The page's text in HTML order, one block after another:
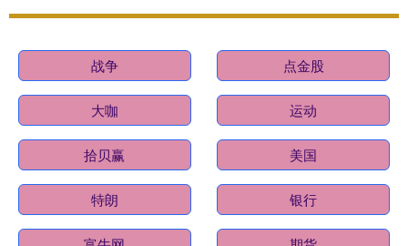
战争 点金股
大咖 运动
拾贝赢 美国
特朗 银行